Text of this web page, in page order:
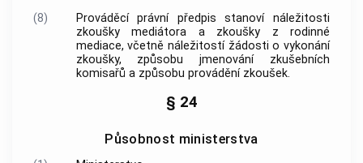
(8)
Prováděcí právní předpis stanoví náležitosti
zkoušky mediátora a zkoušky z rodinné
mediace, včetně náležitostí žádosti o vykonání
zkoušky, způsobu jmenování zkušebních
komisařů a způsobu provádění zkoušek.
§ 24
Působnost ministerstva